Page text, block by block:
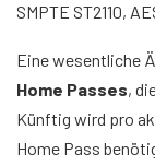
SMPTE ST2110,
Eine wesentliche
Home Passes,
Künftig wird pro
Home Pass